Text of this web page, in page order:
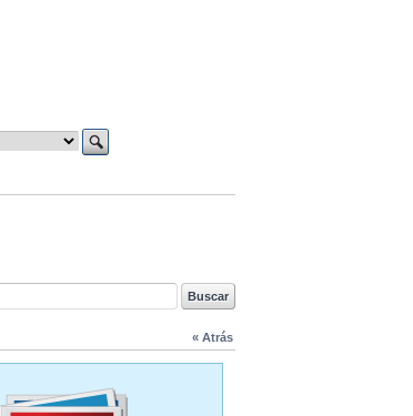
« Atrás